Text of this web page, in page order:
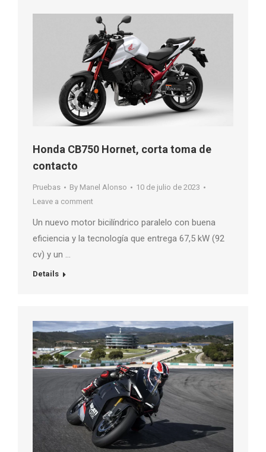
Honda CB750 Hornet, corta toma de
contacto
Pruebas By Manel Alonso
10 de julio de 2023
Leave a comment
Un nuevo motor bicilíndrico paralelo con buena
eficiencia y la tecnología que entrega 67,5 kW (92
cv) y un …
Details